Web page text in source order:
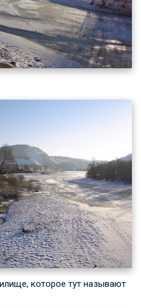
которое тут называют